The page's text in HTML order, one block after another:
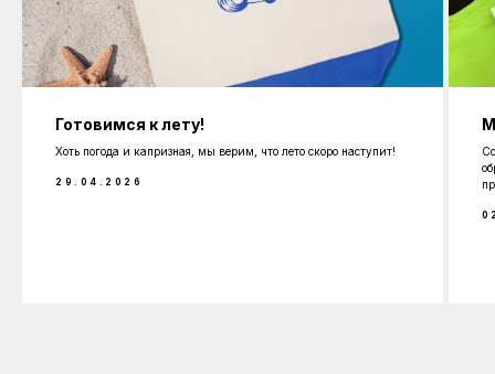
Готовимся к лету!
Хоть погода и капризная, мы верим, что лето скоро наступит!
29.04.2026